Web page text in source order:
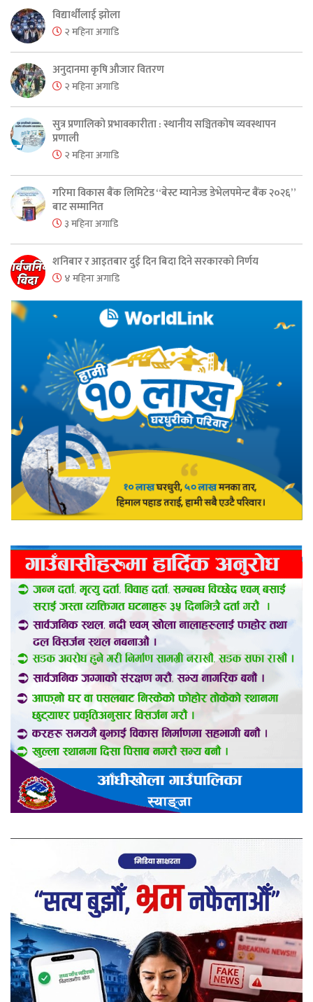
विद्यार्थीलाई झोला
२ महिना अगाडि
अनुदानमा कृषि औजार वितरण
२ महिना अगाडि
सुत्र प्रणालिको प्रभावकारीता : स्थानीय सञ्चितकोष व्यवस्थापन
प्रणाली
२ महिना अगाडि
गरिमा विकास बैंक लिमिटेड “बेस्ट म्यानेज्ड डेभेलपमेन्ट बैंक २०२६”
बाट सम्मानित
३ महिना अगाडि
शनिबार र आइतबार दुई दिन बिदा दिने सरकारको निर्णय
४ महिना अगाडि